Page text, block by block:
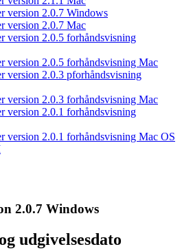
version 2.0.7 Windows
version 2.0.7 Mac
version 2.0.5 forhåndsvisning
version 2.0.5 forhåndsvisning Mac
version 2.0.3 pforhåndsvisning
version 2.0.3 forhåndsvisning Mac
version 2.0.1 forhåndsvisning
version 2.0.1 forhåndsvisning Mac OS
2.0.7 Windows
udgivelsesdato